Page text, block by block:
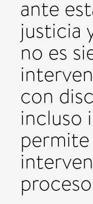
ante
justicia
no es
con
incluso